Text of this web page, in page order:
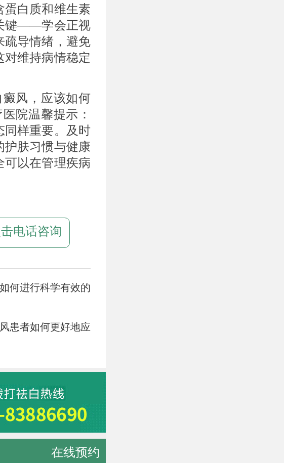
蛋白质和维生素
键——学会正视
疏导情绪，避免
对维持病情稳定
风，应该如何
院温馨提示：
同样重要。及时
护肤习惯与健康
可以在管理疾病
电话咨询
何进行科学有效的
患者如何更好地应
在线预约